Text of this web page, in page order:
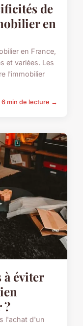
de
en
en France,
et variées. Les
l'immobilier
6 min de lecture →
à éviter
?
l'achat d'un